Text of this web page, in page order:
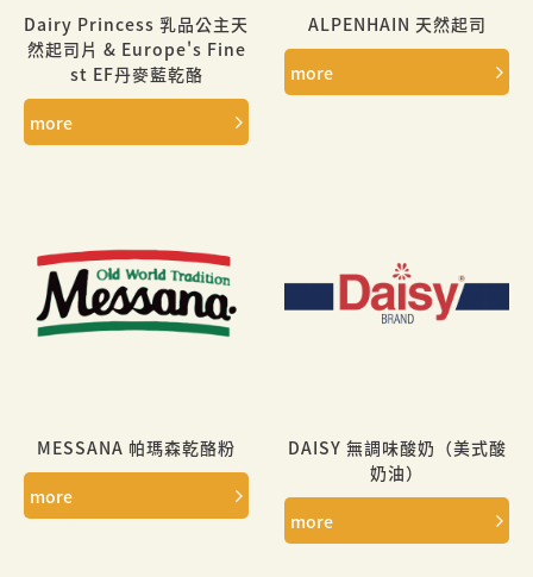
Dairy Princess 乳品公主天
然起司片 & Europe's Fine
st EF丹麥藍乾酪
more
ALPENHAIN 天然起司
more
MESSANA 帕瑪森乾酪粉
more
DAISY 無調味酸奶（美式酸
奶油）
more